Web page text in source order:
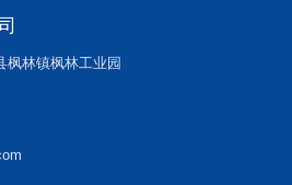
枫林镇枫林工业园